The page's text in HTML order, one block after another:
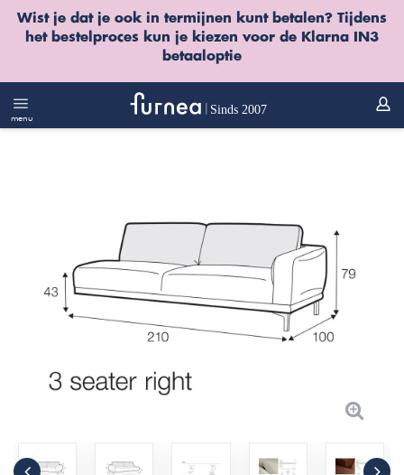
Wist je dat je ook in termijnen kunt betalen? Tijdens
het bestelproces kun je kiezen voor de Klarna IN3
betaaloptie
menu